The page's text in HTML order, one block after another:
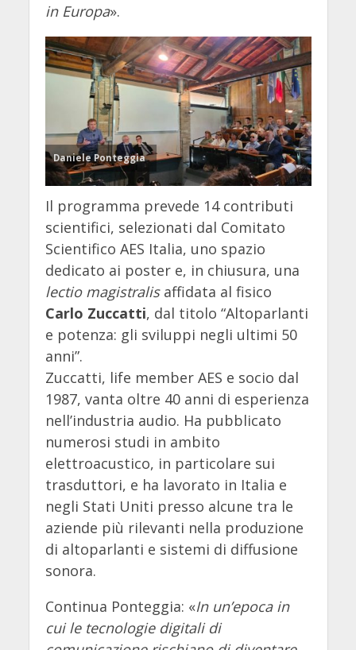
in Europa».
Daniele Ponteggia
Il programma prevede 14 contributi
scientifici, selezionati dal Comitato
Scientifico AES Italia, uno spazio
dedicato ai poster e, in chiusura, una
lectio magistralis affidata al fisico
Carlo Zuccatti, dal titolo “Altoparlanti
e potenza: gli sviluppi negli ultimi 50
anni”.
Zuccatti, life member AES e socio dal
1987, vanta oltre 40 anni di esperienza
nell’industria audio. Ha pubblicato
numerosi studi in ambito
elettroacustico, in particolare sui
trasduttori, e ha lavorato in Italia e
negli Stati Uniti presso alcune tra le
aziende più rilevanti nella produzione
di altoparlanti e sistemi di diffusione
sonora.
Continua Ponteggia: «In un’epoca in
cui le tecnologie digitali di